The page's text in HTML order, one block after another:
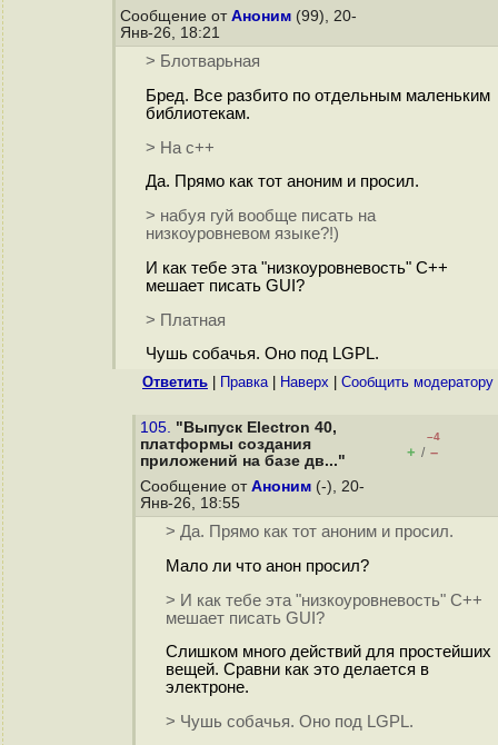
Сообщение от Аноним (99), 20-
Янв-26, 18:21
> Блотварьная
Бред. Все разбито по отдельным маленьким
библиотекам.
> На с++
Да. Прямо как тот аноним и просил.
> набуя гуй вообще писать на
низкоуровневом языке?!)
И как тебе эта "низкоуровневость" C++
мешает писать GUI?
> Платная
Чушь собачья. Оно под LGPL.
Ответить Правка| Наверх Cообщить модератору
105. "Выпуск Electron 40,
платформы создания
приложений на базе дв..."
–4
+ / –
Сообщение от Аноним (-), 20-
Янв-26, 18:55
> Да. Прямо как тот аноним и просил.
Мало ли что анон просил?
> И как тебе эта "низкоуровневость" C++
мешает писать GUI?
Слишком много действий для простейших
вещей. Сравни как это делается в
электроне.
> Чушь собачья. Оно под LGPL.